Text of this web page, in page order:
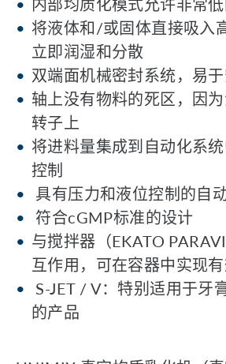
内部均质化模式允许非常
将液体和/或固体直接吸入
立即润湿和分散
双端面机械密封系统，易
轴上没有物料的死区，因
转子上
将进料量集成到自动化系
控制
具有压力和液位控制的自
符合cGMP标准的设计
与搅拌器（EKATO
互作用，可在容器中实现
S-JET / V：特别适用于牙
的产品